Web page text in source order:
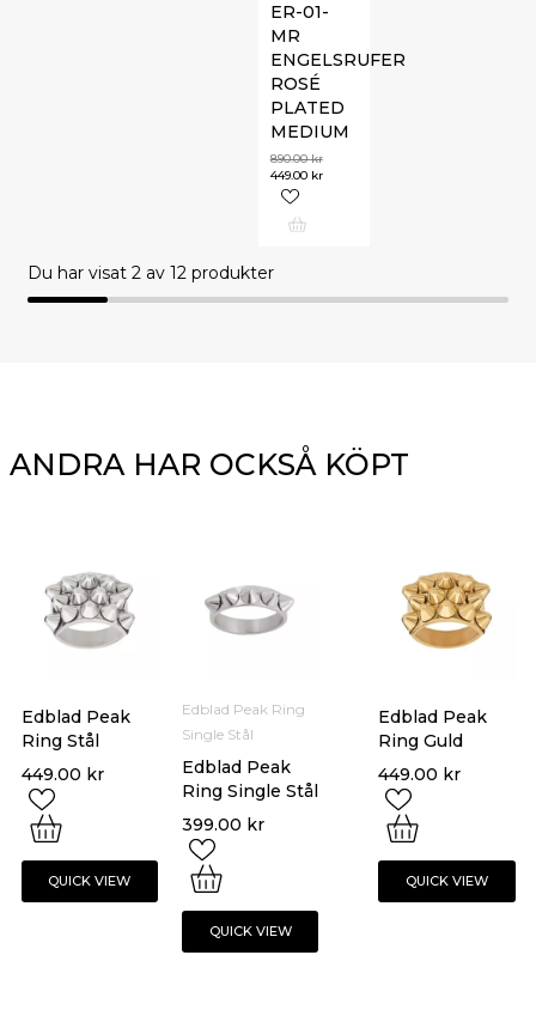
ER-01-
MR
ENGELSRUFER
ROSÉ
PLATED
MEDIUM
890.00kr
449.00 kr
Du har visat 2av 12 produkter
ANDRA HAR OCKSÅ KÖPT
Edblad Peak
Ring Stål
449.00 kr
QUICK VIEW
Edblad Peak
Ring Guld
449.00 kr
QUICK VIEW
Edblad Peak Ring
Single Stål
Edblad Peak
Ring Single Stål
399.00 kr
QUICK VIEW